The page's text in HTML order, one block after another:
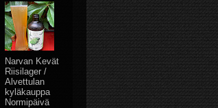
Narvan Kevät
Riisilager /
Alvettulan
kyläkauppa
Normipäivä